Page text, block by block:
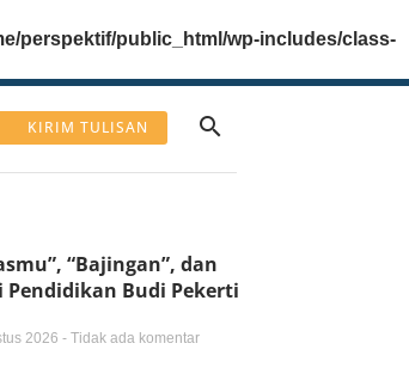
perspektif/public_html/wp-includes/class-
KIRIM TULISAN
“Bajingan”, dan
Pendidikan Budi Pekerti
2026 Tidak ada komentar